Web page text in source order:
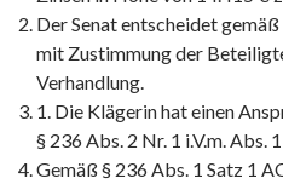
Der Senat entscheidet
mit Zustimmung der
Verhandlung.
1. Die Klägerin hat einen
§ 236 Abs. 2 Nr. 1 i.V.m. Abs.
Gemäß § 236 Abs. 1 Satz 1